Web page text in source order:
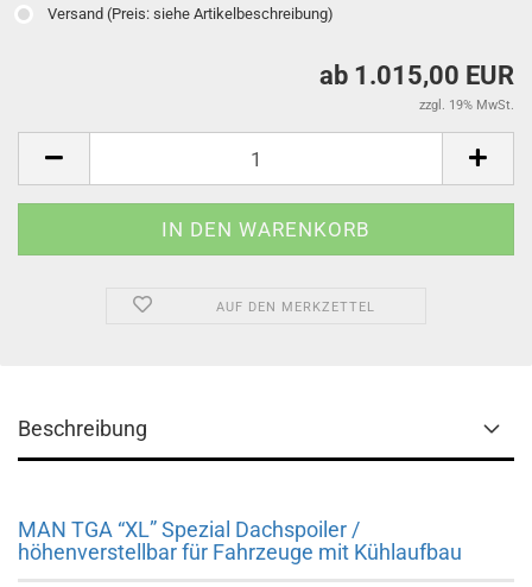
Versand (Preis: siehe Artikelbeschreibung)
ab 1.015,00 EUR
zzgl. 19% MwSt.
AUF DEN MERKZETTEL
Beschreibung
MAN TGA “XL” Spezial Dachspoiler /
höhenverstellbar für Fahrzeuge mit Kühlaufbau